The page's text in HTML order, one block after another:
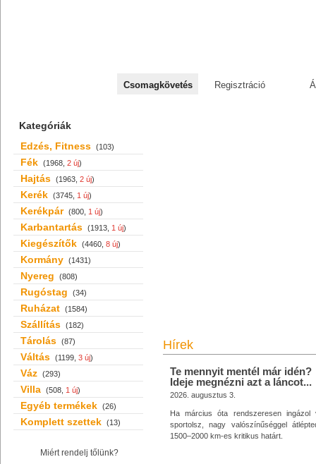
Kategóriák
Edzés, Fitness (103)
Fék (1968, 2 új)
Hajtás (1963, 2 új)
Kerék (3745, 1 új)
Kerékpár (800, 1 új)
Karbantartás (1913, 1 új)
Kiegészítők (4460, 8 új)
Kormány (1431)
Nyereg (808)
Rugóstag (34)
Ruházat (1584)
Szállítás (182)
Tárolás (87)
Váltás (1199, 3 új)
Váz (293)
Villa (508, 1 új)
Egyéb termékek (26)
Komplett szettek (13)
Miért rendelj tőlünk?
Hírek
Te mennyit mentél már idén?
Ideje megnézni azt a láncot...
2026. augusztus 3.
Ha március óta rendszeresen ingázol
sportolsz, nagy valószínűséggel
1500–2000 km-es kritikus határt.
Csomagkövetés Regisztráció